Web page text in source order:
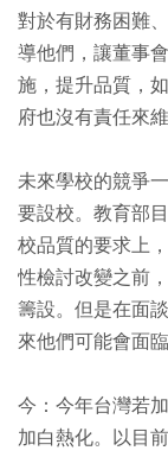
對於有財務困難
導他們，讓董事
施，提升品質，
府也沒有責任來
未來學校的競爭
要設校。教育部
校品質的要求上
性檢討改變之前
籌設。但是在面
來他們可能會面
今：今年台灣若
加白熱化。以目